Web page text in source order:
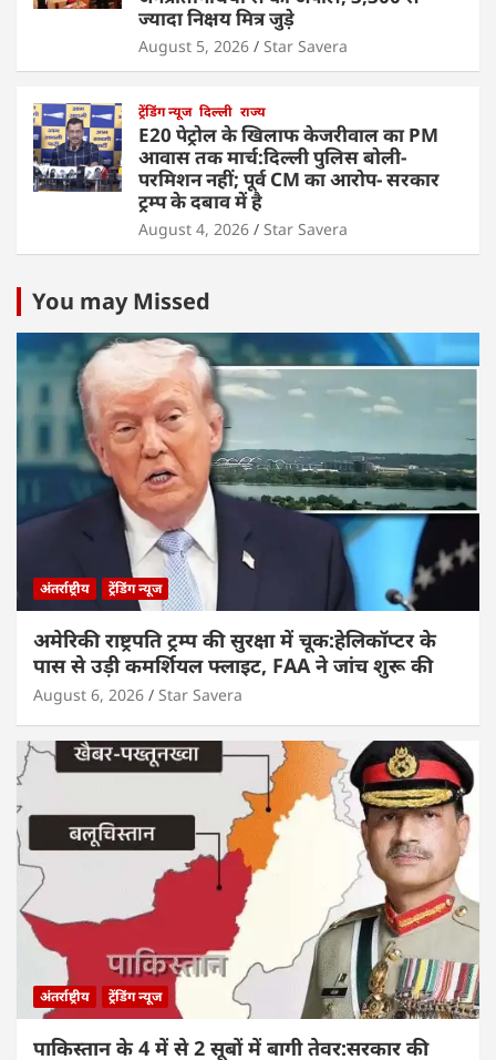
ज्यादा निक्षय मित्र जुड़े
August 5, 2026 Star Savera
ट्रेंडिंग न्यूज दिल्ली राज्य
E20 पेट्रोल के खिलाफ केजरीवाल का PM
आवास तक मार्च:दिल्ली पुलिस बोली-
परमिशन नहीं; पूर्व CM का आरोप- सरकार
ट्रम्प के दबाव में है
August 4, 2026 Star Savera
You may Missed
अंतर्राष्ट्रीय ट्रेंडिंग न्यूज
अमेरिकी राष्ट्रपति ट्रम्प की सुरक्षा में चूक:हेलिकॉप्टर के
पास से उड़ी कमर्शियल फ्लाइट, FAA ने जांच शुरू की
August 6, 2026 Star Savera
अंतर्राष्ट्रीय ट्रेंडिंग न्यूज
पाकिस्तान के 4 में से 2 सूबों में बागी तेवर:सरकार की